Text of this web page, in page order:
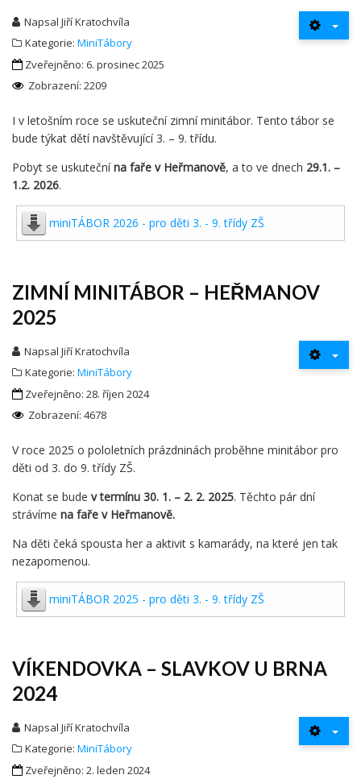
NapsalJiří Kratochvíla
Kategorie: MiniTábory
Zveřejněno: 6. prosinec 2025
Zobrazení: 2209
I v letošním roce se uskuteční zimní minitábor. Tento tábor se
bude týkat dětí navštěvující 3. – 9. třídu.
Pobyt se uskutečnína faře v Heřmanově, a to ve dnech 29.1. –
1.2. 2026.
miniTÁBOR 2026 - pro děti 3. - 9. třídy ZŠ
ZIMNÍ MINITÁBOR – HEŘMANOV
2025
NapsalJiří Kratochvíla
Kategorie: MiniTábory
Zveřejněno: 28. říjen 2024
Zobrazení: 4678
V roce 2025 o pololetních prázdninách proběhne minitábor pro
děti od 3. do 9. třídy ZŠ.
Konat se bude v termínu 30. 1. – 2. 2. 2025. Těchto pár dní
strávíme na faře v Heřmanově.
Na děti čeká spousta her a aktivit s kamarády, na které jen tak
nezapomenou.
miniTÁBOR 2025 - pro děti 3. - 9. třídy ZŠ
VÍKENDOVKA – SLAVKOV U BRNA
2024
NapsalJiří Kratochvíla
Kategorie: MiniTábory
Zveřejněno: 2. leden 2024